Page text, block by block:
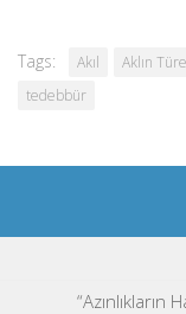
Tags: Akıl Aklın
tedebbür
“Azınlıkların